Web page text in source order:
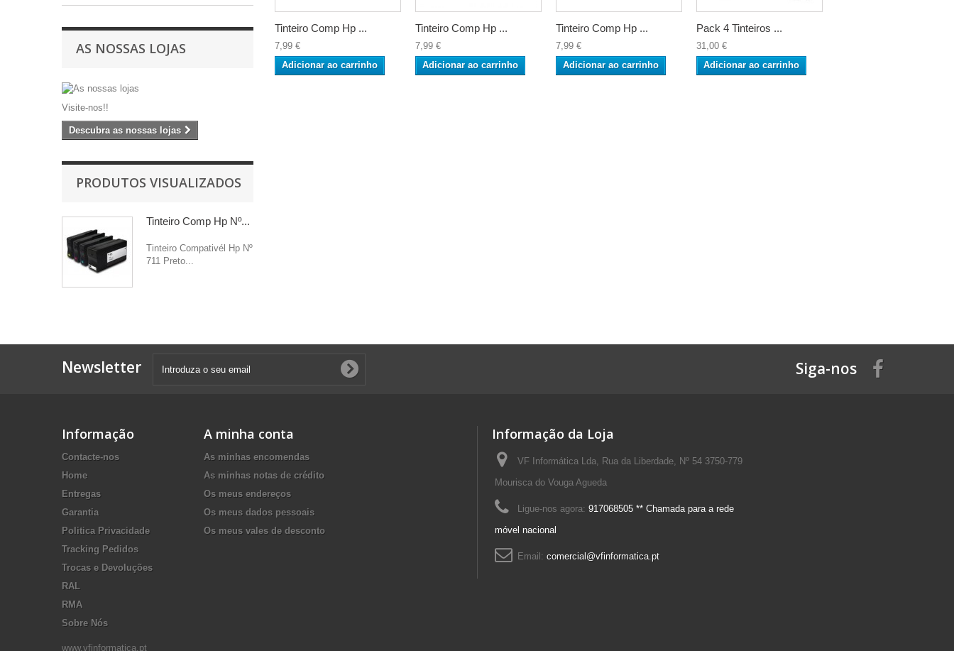
AS NOSSAS LOJAS
Visite-nos!!
Descubra as nossas lojas
PRODUTOS VISUALIZADOS
Tinteiro Comp Hp Nº...
Tinteiro Compativél Hp Nº
711 Preto...
Tinteiro Comp Hp ...
7,99 €
Adicionar ao carrinho
Tinteiro Comp Hp ...
7,99 €
Adicionar ao carrinho
Tinteiro Comp Hp ...
7,99 €
Adicionar ao carrinho
Pack 4 Tinteiros ...
31,00 €
Adicionar ao carrinho
Newsletter Siga-nos
Informação
Contacte-nos
Home
Entregas
Garantia
Politica Privacidade
Tracking Pedidos
Trocas e Devoluções
RAL
RMA
Sobre Nós
www.vfinformatica.pt
A minha conta
As minhas encomendas
As minhas notas de crédito
Os meus endereços
Os meus dados pessoais
Os meus vales de desconto
Informação da Loja
VF Informática Lda, Rua da Liberdade, Nº 54 3750-779
Mourisca do Vouga Agueda
Ligue-nos agora: 917068505 ** Chamada para a rede
móvel nacional
Email: comercial@vfinformatica.pt